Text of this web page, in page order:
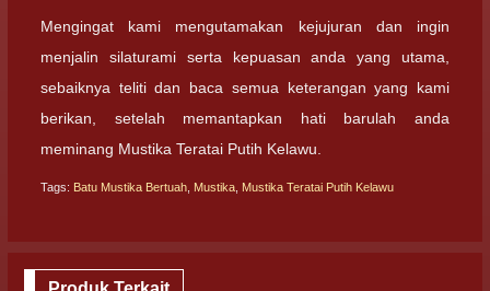
Mengingat kami mengutamakan kejujuran dan ingin
menjalin silaturami serta kepuasan anda yang utama,
sebaiknya teliti dan baca semua keterangan yang kami
berikan, setelah memantapkan hati barulah anda
meminang Mustika Teratai Putih Kelawu.
Tags: Batu Mustika Bertuah Mustika Mustika Teratai Putih Kelawu